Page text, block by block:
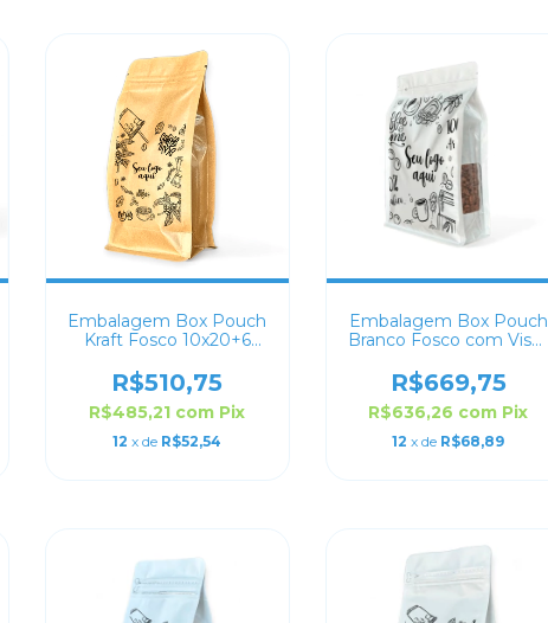
Embalagem Box Pouch
Kraft Fosco 10x20+6
R$510,75
R$485,21 com Pix
12 x de R$52,54
Embalagem Box Pouch
Branco Fosco com Visor
R$669,75
R$636,26 com Pix
12 x de R$68,89